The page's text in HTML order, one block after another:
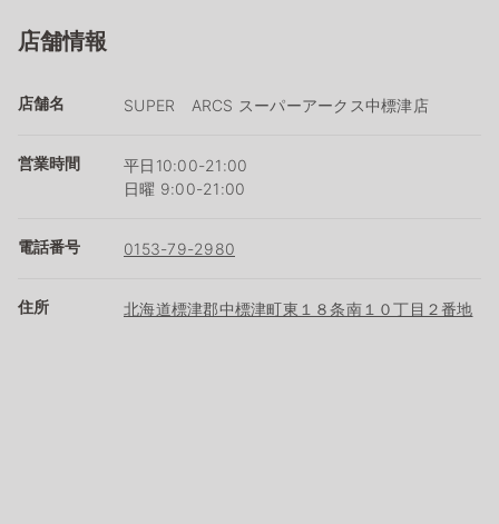
店舗情報
店舗名 SUPER ARCS スーパーアークス中標津店
営業時間
平日10:00-21:00
日曜 9:00-21:00
電話番号 0153-79-2980
住所 北海道標津郡中標津町東１８条南１０丁目２番地